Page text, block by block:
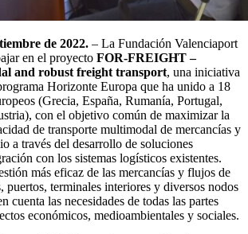
de 2022. – La Fundación Valenciaport
en el proyecto FOR-FREIGHT –
and robust freight transport, una iniciativa
Horizonte Europa que ha unido a 18
(Grecia, España, Rumanía, Portugal,
con el objetivo común de maximizar la
de transporte multimodal de mercancías y
a través del desarrollo de soluciones
con los sistemas logísticos existentes.
más eficaz de las mercancías y flujos de
puertos, terminales interiores y diversos nodos
cuenta las necesidades de todas las partes
económicos, medioambientales y sociales.